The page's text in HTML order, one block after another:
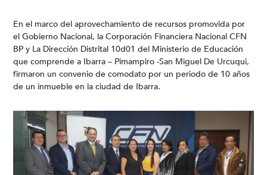
En el marco del aprovechamiento de recursos promovida por
el Gobierno Nacional, la Corporación Financiera Nacional CFN
BP y La Dirección Distrital 10d01 del Ministerio de Educación
que comprende a Ibarra – Pimampiro -San Miguel De Urcuqui,
firmaron un convenio de comodato por un periodo de 10 años
de un inmueble en la ciudad de Ibarra.